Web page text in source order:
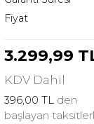
Fiyat
3.299,99
KDV Dahil
396,00 TL den
başlayan